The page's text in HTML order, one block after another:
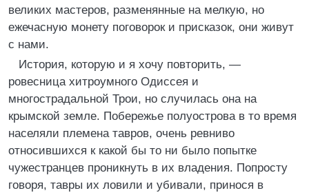
великих мастеров, разменянные на мелкую, но
ежечасную монету поговорок и присказок, они живут
с нами.
История, которую и я хочу повторить, —
ровесница хитроумного Одиссея и
многострадальной Трои, но случилась она на
крымской земле. Побережье полуострова в то время
населяли племена тавров, очень ревниво
относившихся к какой бы то ни было попытке
чужестранцев проникнуть в их владения. Попросту
говоря, тавры их ловили и убивали, принося в